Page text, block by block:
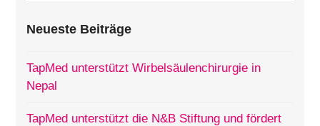
Neueste Beiträge
TapMed unterstützt Wirbelsäulenchirurgie in
Nepal
TapMed unterstützt die N&B Stiftung und fördert